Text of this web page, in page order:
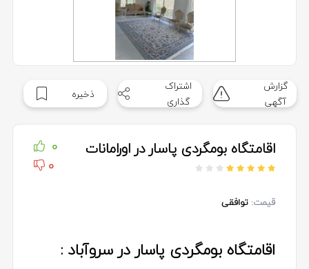
گزارش
آگهی
اشتراک
گذاری
ذخیره
اقامتگاه بومگردی پاسار در اورامانات
0
0
قیمت: توافقی
اقامتگاه بومگردی پاسار در سروآباد :